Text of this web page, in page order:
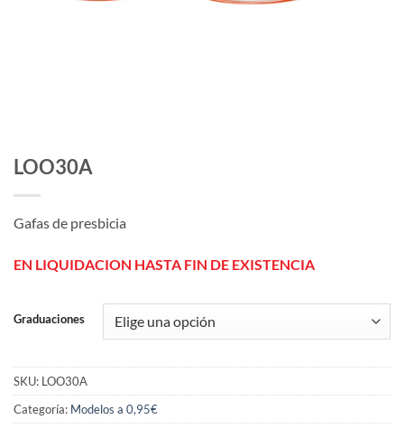
LOO30A
Gafas de presbicia
EN LIQUIDACION HASTA FIN DE EXISTENCIA
Graduaciones
SKU: LOO30A
Categoría: Modelos a 0,95€